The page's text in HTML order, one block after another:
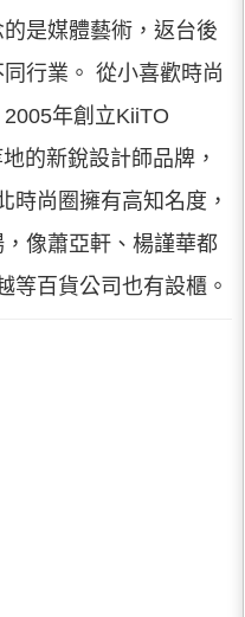
是媒體藝術，返台後
行業。 從小喜歡時尚
年創立KiiTO
的新銳設計師品牌，
時尚圈擁有高知名度，
像蕭亞軒、楊謹華都
等百貨公司也有設櫃。